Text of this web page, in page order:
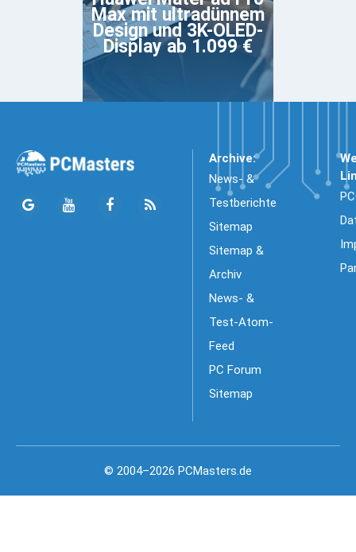
Max mit ultradünnem
Design und 3K-OLED-
Display ab 1.099 €
Archive:
News- &
Testberichte
Sitemap
Sitemap &
Archiv
News- &
Test-Atom-
Feed
PC Forum
Sitemap
© 2004–2026 PCMasters.de